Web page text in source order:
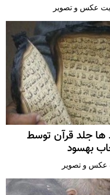
عکس و تصویر
جلد قرآن توسط
بهسود
عکس و تصویر